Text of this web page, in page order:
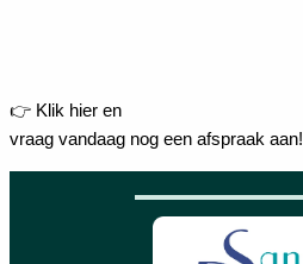
👉 Klik hier en
vraag vandaag nog een afspraak aan!